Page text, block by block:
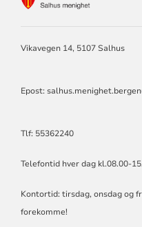
Vikavegen 14, 5107 Salhus
Epost:
Tlf: 55362240
Telefontid hver dag kl.08.00-
Kontortid: tirsdag, onsdag og
forekomme!